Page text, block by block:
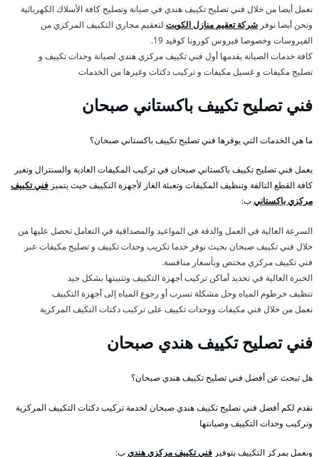
نعمل أيضا من خلال فني تصليح تكييف هندي في صيانة وتصليح كافة الأسلاك الكهربائية
ونحن أيضا نوفر شركة تعقيم منازل الكويت لتعقيم مجاري التكييف المركزي من
الفيروسات وخصوصا فيروس كورونا كوفيد 19.
كافة خدمات الصيانة يقدمها أول فني تكييف مركزي هندي لصيانة وحدات تكييف و
تصليح مكيفات و غسيل مكيفات و تركيب دكتات وغيرها من الخدمات
فني تصليح تكييف باكستاني صبحان
ما هي الخدمات التي يوفرها فني تصليح تكييف باكستاني صبحان؟
يعمل فني تصليح تكييف باكستاني صبحان في تركيب المكيفات العادية والسنترال وتغير
كافة القطع التالفة وتنظيف المكيفات وتعبئة الغاز لأجهزة التكييف حيث يتميز فني تكييف
مركزي باكستانيب:
السرعة العالية في العمل والدقة في المواعيد والمصداقية في التعامل تحصل عليها من
خلال فني تكييف صبحان بحيث نوفر خدما تكريب وحدات تكييف و تصليح مكيفات عبر
فني تكييف مركزي مختص وبأسعار منافسة.
الخبرة العالية في تحديد أماكن تركيب أجهزة التكييف وتثبيتها بشكل جيد
تنظيف خرطوم المياه وحل مشكلة تسرب أو رجوع المياه إلى أجهزة التكييف
نعمل من خلال فني مكيفات ووحدات تكييف على تركيب دكتات التكيف المركزية
فني تصليح تكييف هندي صبحان
هل تبحث عن أفضل فني تصليح تكييف هندي صبحان؟
نقدم لكم أفضل فني تصليح تكييف هندي صبحان لخدمة تركيب دكتات التكييف المركزية
وتركيب وحدات التكييف وصيانتها
ونعمل بمركز التكييف بتوفير فني تكييف مركزي هنديب: